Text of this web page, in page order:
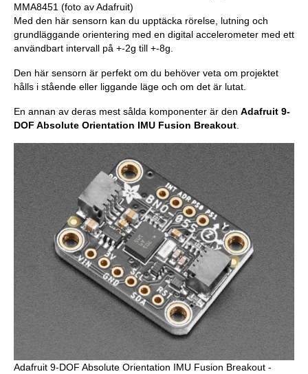
MMA8451 (foto av Adafruit)
Med den här sensorn kan du upptäcka rörelse, lutning och
grundläggande orientering med en digital accelerometer med ett
användbart intervall på +-2g till +-8g.
Den här sensorn är perfekt om du behöver veta om projektet
hålls i stående eller liggande läge och om det är lutat.
En annan av deras mest sålda komponenter är den Adafruit 9-
DOF Absolute Orientation IMU Fusion Breakout.
Adafruit 9-DOF Absolute Orientation IMU Fusion Breakout -